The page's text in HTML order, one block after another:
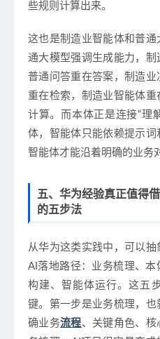
些规则计算出来。
这也是制造业智能体和普
通大模型强调生成能力，制
普通问答重在答案，制造
重在检索，制造业智能体
计算。而本体正是连接“理
体，智能体只能依赖提示词
智能体才能沿着明确的业务
五、华为经验真正值得
的五步法
从华为这类实践中，可以
AI落地路径：业务梳理、
构建、智能体运行。这五
键。第一步是业务梳理，
确业务流程、关键角色、